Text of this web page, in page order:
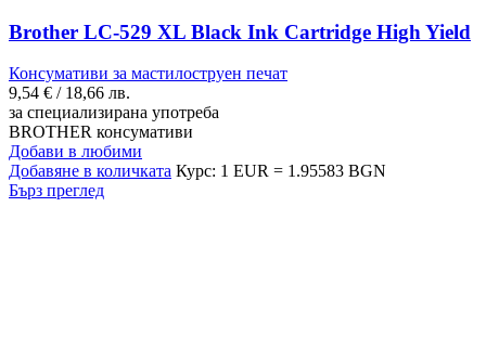
Brother LC-529 XL Black Ink Cartridge High Yield
Консумативи за мастилоструен печат
9,54 € / 18,66 лв.
за специализирана употреба
BROTHER консумативи
Добави в любими
Добавяне в количката Курс: 1 EUR = 1.95583 BGN
Бърз преглед